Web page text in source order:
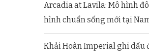
Arcadia at Lavila: Mô hình
hình chuẩn sống mới tại
Khải Hoàn Imperial ghi dấu